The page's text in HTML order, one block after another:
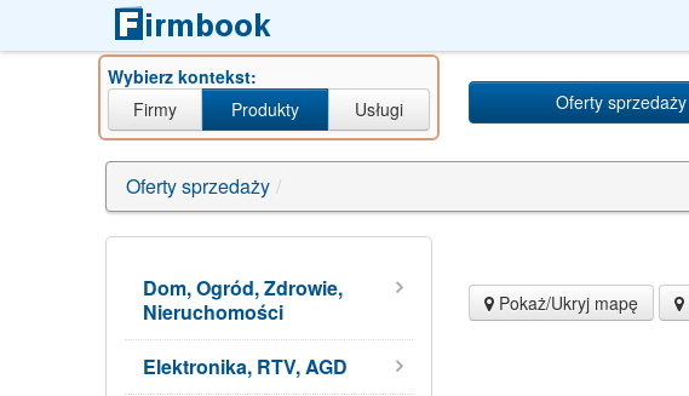
Wybierz kontekst:
Firmy
Produkty Usługi Oferty sprzedaży
Oferty sprzedaży /
Dom, Ogród, Zdrowie,
Nieruchomości
Elektronika, RTV, AGD
Pokaż/Ukryj mapę